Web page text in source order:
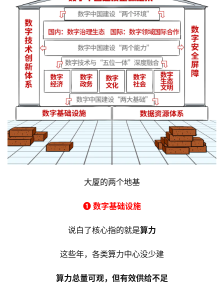
大厦的两个地基
➊ 数字基础设施
说白了核心指的就是算力
这些年，各类算力中心没少建
算力总量可观，但有效供给不足